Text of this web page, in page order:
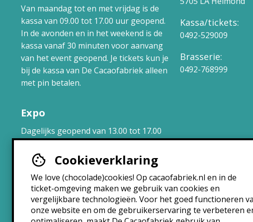
Cookieverklaring
We love (chocolade)cookies! Op cacaofabriek.nl en in de
ticket-omgeving maken we gebruik van cookies en
vergelijkbare technologieën. Voor het goed functioneren
onze website en om de gebruikerservaring te verbeteren
Van maandag tot en met vrijdag is de
kassa van 09.00 tot 17.00 uur geopend.
In de avonden en in het weekend is de
kassa vanaf 30 minuten voor aanvang
van het event geopend. Je tickets kun je
bij de kassa van De Cacaofabriek alleen
met pin betalen.
Expo
Dagelijks geopend van 13.00 tot 17.00
uur.
Brasserie
Maandag: 10:30 – 22:30
Dinsdag: 10:30 – 22:30
Woensdag: 10:30 – 22:30
Kassa/tickets:
0492-529009
Brasserie:
0492-768999